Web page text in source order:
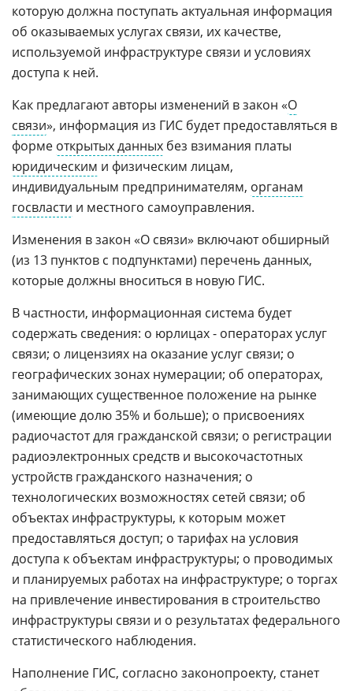
которую должна поступать актуальная информация
об оказываемых услугах связи, их качестве,
используемой инфраструктуре связи и условиях
доступа к ней.
Как предлагают авторы изменений в закон «О
связи», информация из ГИС будет предоставляться в
форме открытых данных без взимания платы
юридическим и физическим лицам,
индивидуальным предпринимателям, органам
госвласти и местного самоуправления.
Изменения в закон «О связи» включают обширный
(из 13 пунктов с подпунктами) перечень данных,
которые должны вноситься в новую ГИС.
В частности, информационная система будет
содержать сведения: о юрлицах - операторах услуг
связи; о лицензиях на оказание услуг связи; о
географических зонах нумерации; об операторах,
занимающих существенное положение на рынке
(имеющие долю 35% и больше); о присвоениях
радиочастот для гражданской связи; о регистрации
радиоэлектронных средств и высокочастотных
устройств гражданского назначения; о
технологических возможностях сетей связи; об
объектах инфраструктуры, к которым может
предоставляться доступ; о тарифах на условия
доступа к объектам инфраструктуры; о проводимых
и планируемых работах на инфраструктуре; о торгах
на привлечение инвестирования в строительство
инфраструктуры связи и о результатах федерального
статистического наблюдения.
Наполнение ГИС, согласно законопроекту, станет